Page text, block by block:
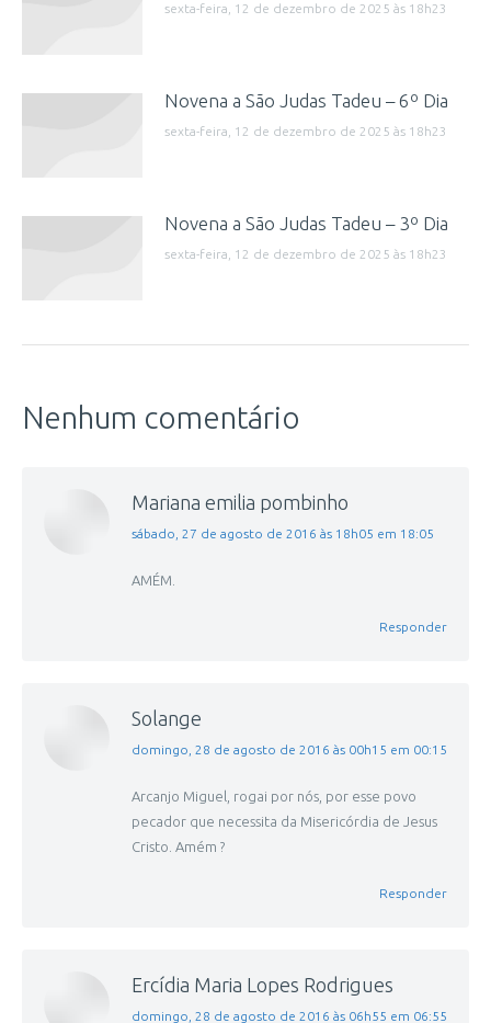
sexta-feira, 12 de dezembro de 2025 às 18h23
Novena a São Judas Tadeu – 6º Dia
sexta-feira, 12 de dezembro de 2025 às 18h23
Novena a São Judas Tadeu – 3º Dia
sexta-feira, 12 de dezembro de 2025 às 18h23
Nenhum comentário
Mariana emilia pombinho
disse:
sábado, 27 de agosto de 2016 às 18h05 em 18:05
AMÉM.
Responder
Solange
disse:
domingo, 28 de agosto de 2016 às 00h15 em 00:15
Arcanjo Miguel, rogai por nós, por esse povo
pecador que necessita da Misericórdia de Jesus
Cristo. Amém ?
Responder
Ercídia Maria Lopes Rodrigues
disse:
domingo, 28 de agosto de 2016 às 06h55 em 06:55